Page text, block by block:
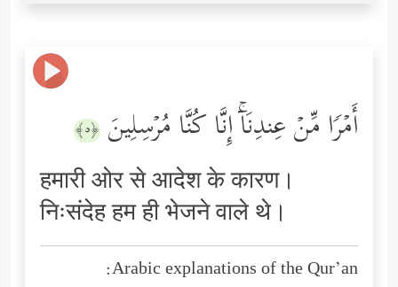
أَمۡرࣰا مِّنۡ عِندِنَاۤۚ إِنَّا كُنَّا مُرۡسِلِینَ ﴿٥﴾
हमारी ओर से आदेश के कारण।
निःसंदेह हम ही भेजने वाले थे।
Arabic explanations of the Qur’an: